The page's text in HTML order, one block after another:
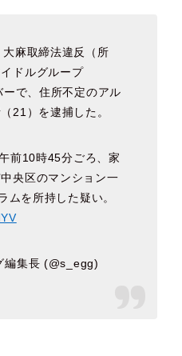
麻取締法違反（所
ドルグループ
ーで、住所不定のアル
21）を逮捕した。
前10時45分ごろ、家
央区のマンション一
ムを所持した疑い。
集長 (@s_egg)